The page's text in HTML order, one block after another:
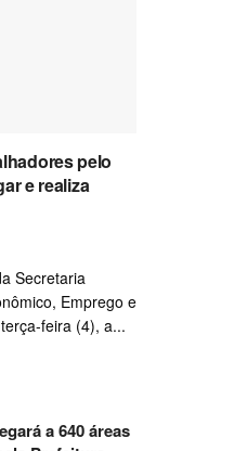
pelo
e realiza
Secretaria
Emprego e
feira (4), a...
a 640 áreas